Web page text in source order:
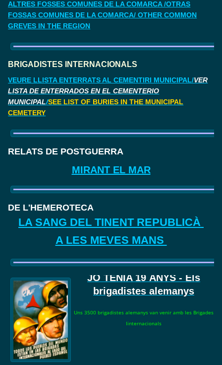
ALTRES FOSSES COMUNES DE LA COMARCA /OTRAS
FOSSAS COMUNES DE LA COMARCA/ OTHER COMMON
GREVES IN THE REGION
BRIGADISTES INTERNACIONALS
VEURE LLISTA ENTERRATS AL CEMENTIRI MUNICIPAL/VER
LISTA DE ENTERRADOS EN EL CEMENTERIO
MUNICIPAL/SEE LIST OF BURIES IN THE MUNICIPAL
CEMETERY
RELATS DE POSTGUERRA
MIRANT EL MAR
DE L'HEMEROTECA
LA SANG DEL TINENT REPUBLICÀ
A LES MEVES MANS
JO TENIA 19 ANYS - Els
brigadistes alemanys
Uns 3500 brigadistes alemanys van venir amb les Brigades
Iinternacionals